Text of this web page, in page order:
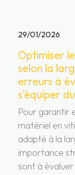
29/01/2026
Optimiser
selon la
erreurs à
s’équiper
Pour garantir
matériel en
adapté à la
importance
sont à